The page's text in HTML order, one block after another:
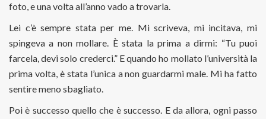
foto, e una volta all’anno vado a trovarla.
Lei c’è sempre stata per me. Mi scriveva, mi incitava, mi
spingeva a non mollare. È stata la prima a dirmi: “Tu puoi
farcela, devi solo crederci.” E quando ho mollato l’università la
prima volta, è stata l’unica a non guardarmi male. Mi ha fatto
sentire meno sbagliato.
Poi è successo quello che è successo. E da allora, ogni passo